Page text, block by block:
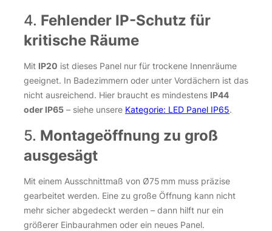
4. Fehlender IP-Schutz für
kritische Räume
Mit IP20 ist dieses Panel nur für trockene Innenräume
geeignet. In Badezimmern oder unter Vordächern ist das
nicht ausreichend. Hier braucht es mindestens IP44
oder IP65 – siehe unsere Kategorie: LED Panel IP65.
5. Montageöffnung zu groß
ausgesägt
Mit einem Ausschnittmaß von Ø75 mm muss präzise
gearbeitet werden. Eine zu große Öffnung kann nicht
mehr sicher abgedeckt werden – dann hilft nur ein
größerer Einbaurahmen oder ein neues Panel.